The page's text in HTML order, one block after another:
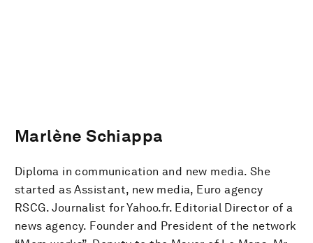
Marlène Schiappa
Diploma in communication and new media. She
started as Assistant, new media, Euro agency
RSCG. Journalist for Yahoo.fr. Editorial Director of a
news agency. Founder and President of the network